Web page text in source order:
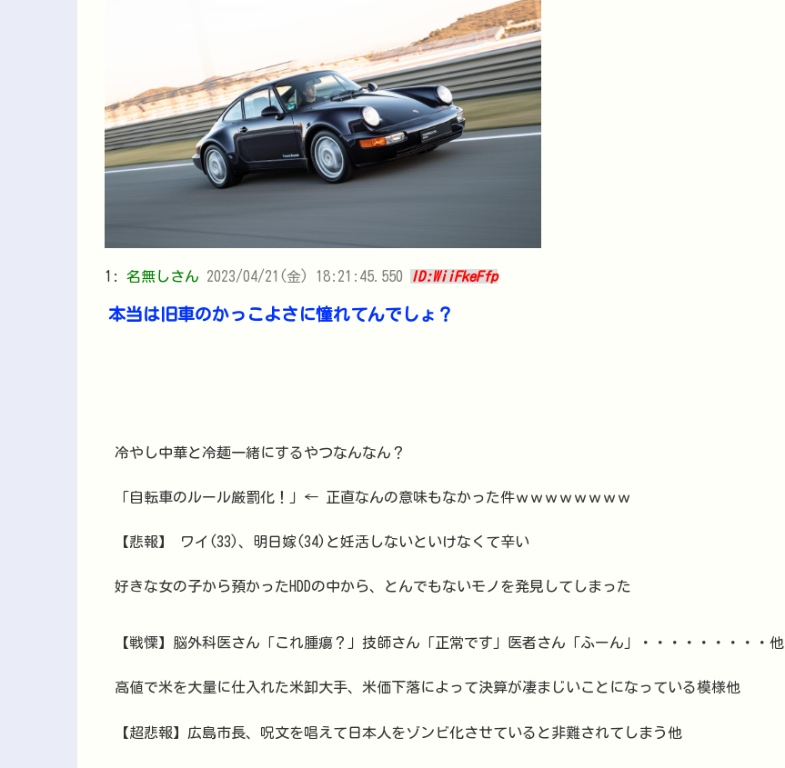
1: 名無しさん 2023/04/21(金) 18:21:45.550 ID:WiiFkeFfp
本当は旧車のかっこよさに憧れてんでしょ？
冷やし中華と冷麺一緒にするやつなんなん？
「自転車のルール厳罰化！」← 正直なんの意味もなかった件ｗｗｗｗｗｗｗｗ
【悲報】 ワイ(33)、明日嫁(34)と妊活しないといけなくて辛い
好きな女の子から預かったHDDの中から、とんでもないモノを発見してしまった
【戦慄】脳外科医さん「これ腫瘍？」技師さん「正常です」医者さん「ふーん」・・・・・・・・・他
高値で米を大量に仕入れた米卸大手、米価下落によって決算が凄まじいことになっている模様他
【超悲報】広島市長、呪文を唱えて日本人をゾンビ化させていると非難されてしまう他